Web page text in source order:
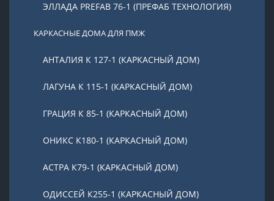
ЭЛЛАДА PREFAB 76-1 (ПРЕФАБ ТЕХНОЛОГИЯ)
КАРКАСНЫЕ ДОМА ДЛЯ ПМЖ
АНТАЛИЯ К 127-1 (КАРКАСНЫЙ ДОМ)
ЛАГУНА К 115-1 (КАРКАСНЫЙ ДОМ)
ГРАЦИЯ К 85-1 (КАРКАСНЫЙ ДОМ)
ОНИКС К180-1 (КАРКАСНЫЙ ДОМ)
АСТРА К79-1 (КАРКАСНЫЙ ДОМ)
ОДИССЕЙ К255-1 (КАРКАСНЫЙ ДОМ)